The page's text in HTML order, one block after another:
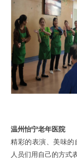
温州怡宁老年医院
精彩的表演、美味
人员们用自己的方式